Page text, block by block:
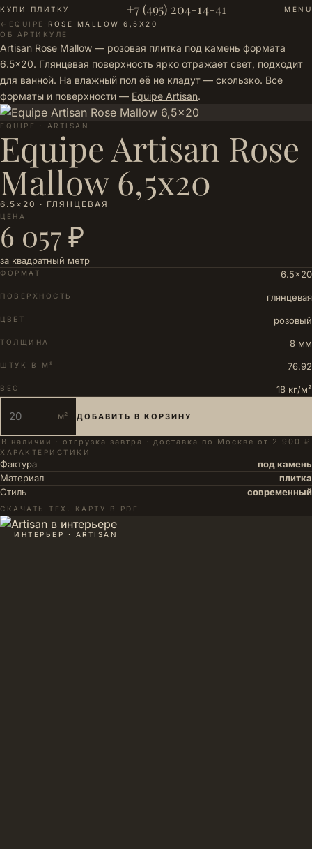
КУПИ ПЛИТКУ +7 (495) 204-14-41
MENU
← EQUIPE · ROSE MALLOW 6,5X20
ОБ АРТИКУЛЕ
Artisan Rose Mallow — розовая плитка под камень формата
6.5×20. Глянцевая поверхность ярко отражает свет, подходит
для ванной. На влажный пол её не кладут — скользко. Все
форматы и поверхности — Equipe Artisan.
EQUIPE · ARTISAN
Equipe Artisan Rose
Mallow 6,5x20
6.5×20 · ГЛЯНЦЕВАЯ
ЦЕНА
6 057 ₽
за квадратный метр
ФОРМАТ 6.5×20
ПОВЕРХНОСТЬ глянцевая
ЦВЕТ розовый
ТОЛЩИНА 8 мм
ШТУК В М² 76.92
ВЕС 18 кг/м²
м² ДОБАВИТЬ В КОРЗИНУ
В наличии · отгрузка завтра · доставка по Москве от 2 900 ₽
ХАРАКТЕРИСТИКИ
Фактура
под камень
Материал
плитка
Стиль
современный
СКАЧАТЬ ТЕХ. КАРТУ В PDF
ИНТЕРЬЕР · ARTISAN